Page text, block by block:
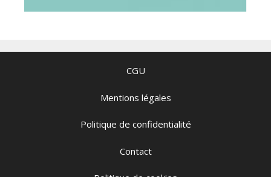
CGU
Mentions légales
Politique de confidentialité
Contact